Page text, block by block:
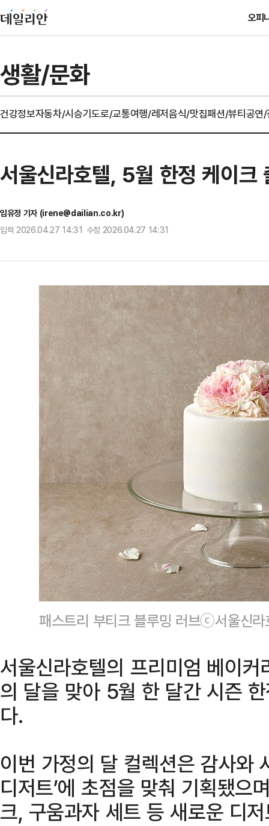
오피
생활/문화
건강정보자동차/시승기도로/교통여행/레저음식/맛집패션/뷰티공연
서울신라호텔, 5월 한정 케이
임유정 기자 (irene@dailian.co.kr)
입력 2026.04.27 14:31 수정 2026.04.27 14:31
패스트리 부티크 블루밍 러브ⓒ서울신라
서울신라호텔의 프리미엄 베이커
의 달을 맞아 5월 한 달간 시즌
다.
이번 가정의 달 컬렉션은 감사와
디저트’에 초점을 맞춰 기획됐으
크, 구움과자 세트 등 새로운 디